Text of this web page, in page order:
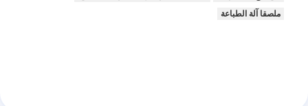
ملصقا آلة الطباعة